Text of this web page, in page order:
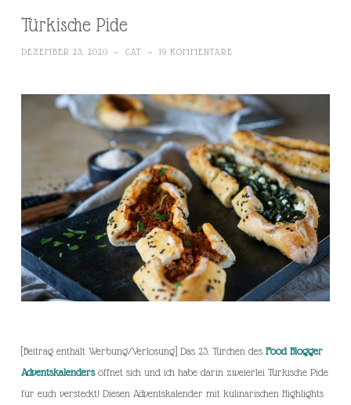
Türkische Pide
DEZEMBER 23, 2020 ~ CAT ~ 19 KOMMENTARE
[Beitrag enthält Werbung/Verlosung] Das 23. Türchen des Food Blogger
Adventskalendersöffnet sich und ich habe darin zweierlei Türkische Pide
für euch versteckt! Diesen Adventskalender mit kulinarischen Highlights